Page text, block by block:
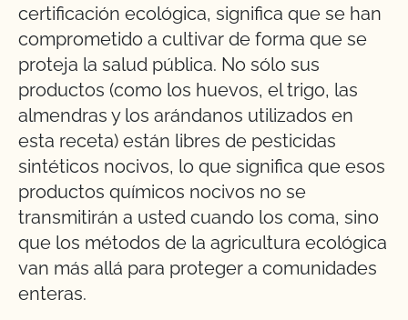
certificación ecológica, significa que se han
comprometido a cultivar de forma que se
proteja la salud pública. No sólo sus
productos (como los huevos, el trigo, las
almendras y los arándanos utilizados en
esta receta) están libres de pesticidas
sintéticos nocivos, lo que significa que esos
productos químicos nocivos no se
transmitirán a usted cuando los coma, sino
que los métodos de la agricultura ecológica
van más allá para proteger a comunidades
enteras.